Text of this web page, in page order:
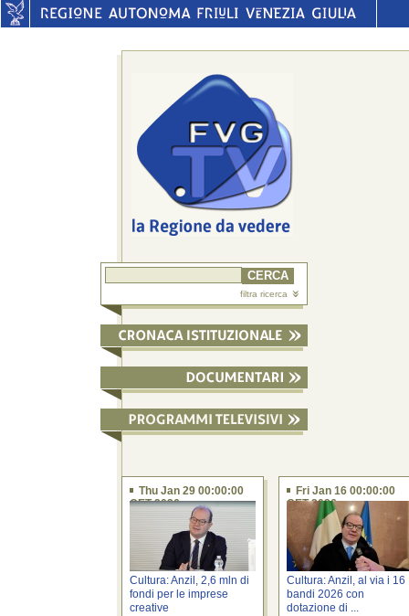
filtra ricerca
Thu Jan 29 00:00:00
CET 2026
Cultura: Anzil, 2,6 mln di
fondi per le imprese
creative
Fri Jan 16 00:00:00
CET 2026
Cultura: Anzil, al via i 16
bandi 2026 con
dotazione di ...